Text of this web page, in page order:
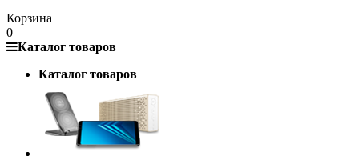
Корзина
0
Каталог товаров
Каталог товаров